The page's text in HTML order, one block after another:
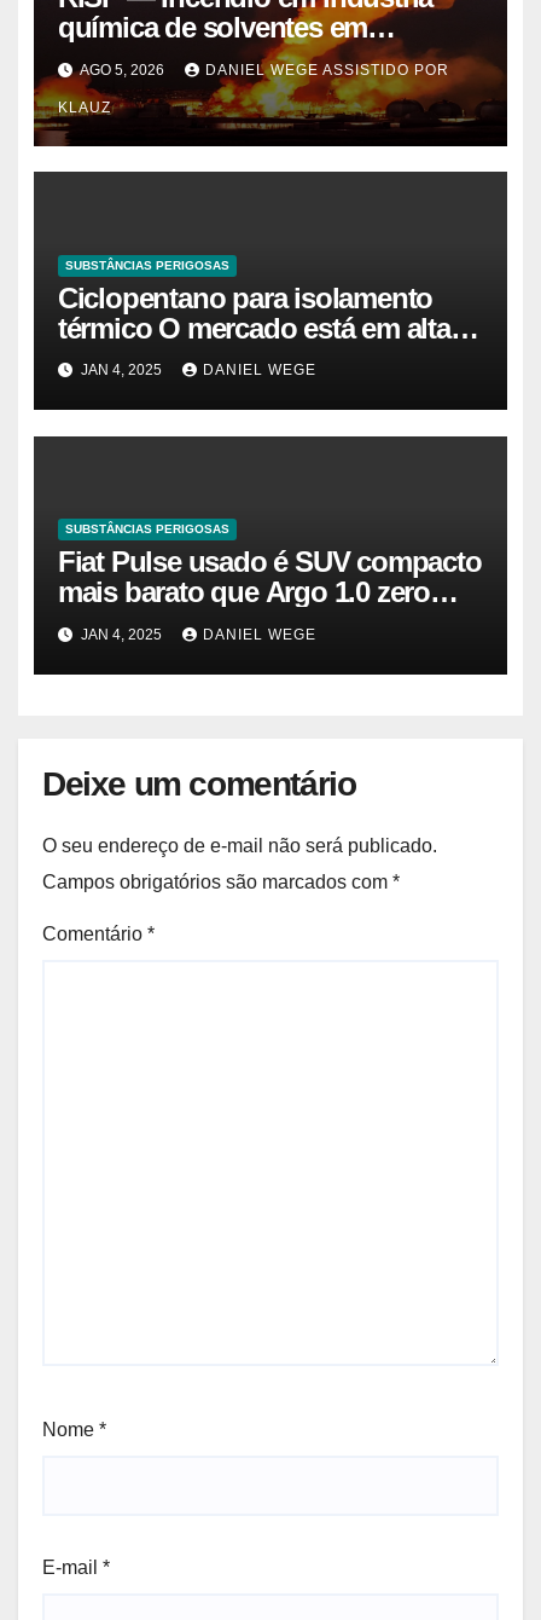
química de solventes em
Itaquaquecetuba/SP
(UNIQUIMA/Quema)
AGO 5, 2026 DANIEL WEGE ASSISTIDO POR
KLAUZ
SUBSTÂNCIAS PERIGOSAS
Ciclopentano para isolamento
térmico O mercado está em alta
agora. Vamos entender o
tamanho do mercado, a
participação e a previsão até 2032
JAN 4, 2025 DANIEL WEGE
SUBSTÂNCIAS PERIGOSAS
Fiat Pulse usado é SUV compacto
mais barato que Argo 1.0 zero
quilômetro
JAN 4, 2025 DANIEL WEGE
Deixe um comentário
O seu endereço de e-mail não será publicado.
Campos obrigatórios são marcados com *
Comentário *
Nome *
E-mail *